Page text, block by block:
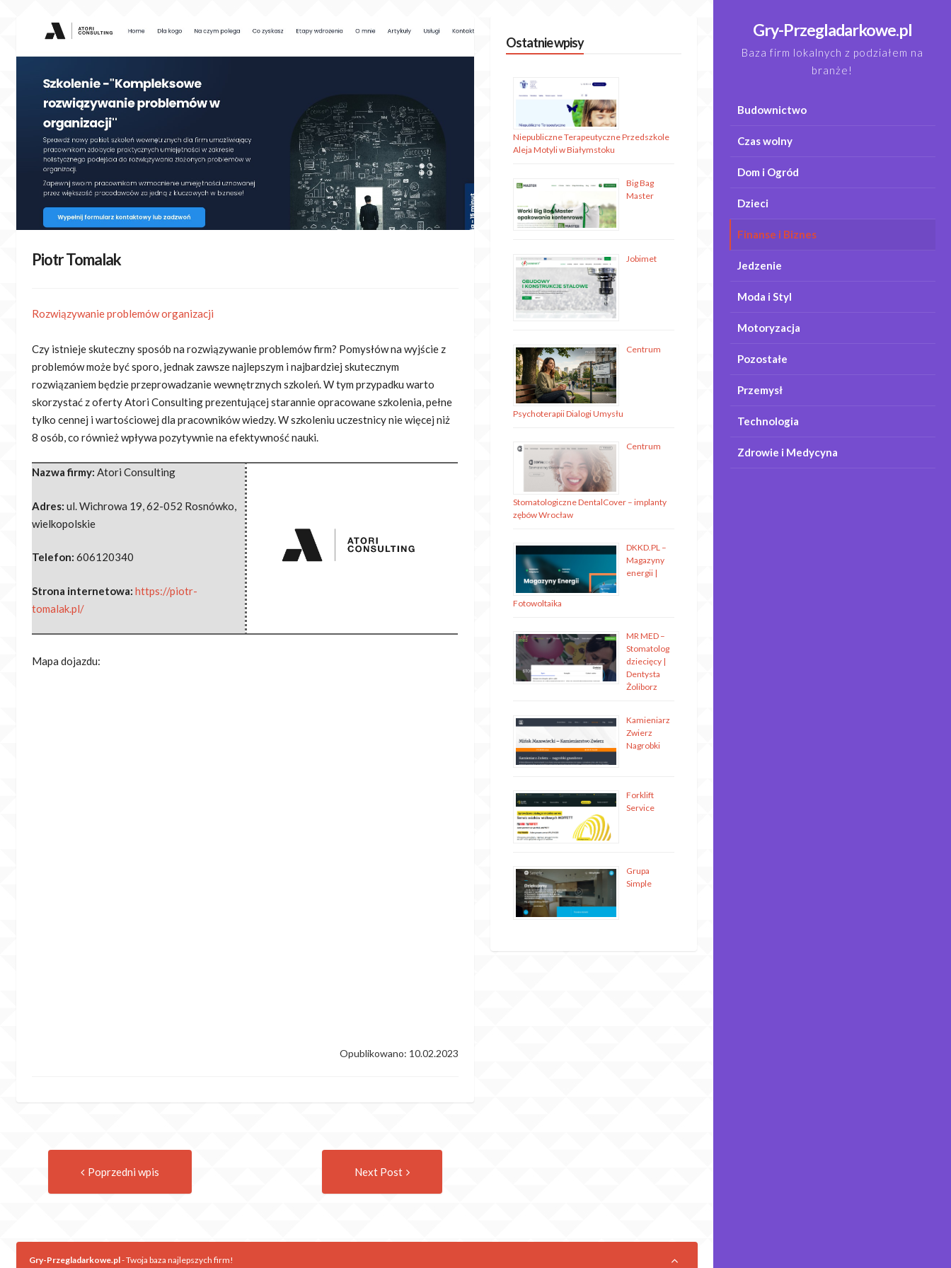
Gry-Przegladarkowe.pl
Baza firm lokalnych z podziałem na
branże!
Budownictwo
Czas wolny
Dom i Ogród
Dzieci
Finanse i Biznes
Jedzenie
Moda i Styl
Motoryzacja
Pozostałe
Przemysł
Technologia
Zdrowie i Medycyna
Piotr Tomalak
Rozwiązywanie problemów organizacji
Czy istnieje skuteczny sposób na rozwiązywanie problemów firm? Pomysłów na wyjście z
problemów może być sporo, jednak zawsze najlepszym i najbardziej skutecznym
rozwiązaniem będzie przeprowadzanie wewnętrznych szkoleń. W tym przypadku warto
skorzystać z oferty Atori Consulting prezentującej starannie opracowane szkolenia, pełne
tylko cennej i wartościowej dla pracowników wiedzy. W szkoleniu uczestnicy nie więcej niż
8 osób, co również wpływa pozytywnie na efektywność nauki.
Nazwa firmy: Atori Consulting
Adres: ul. Wichrowa 19,62-052 Rosnówko,
wielkopolskie
Telefon: 606120340
Strona internetowa: https://piotr-
tomalak.pl/
Mapa dojazdu:
Opublikowano: 10.02.2023
navigation
Poprzedni wpis Next Post
Ostatnie wpisy
Niepubliczne Terapeutyczne Przedszkole
Aleja Motyli w Białymstoku
Big Bag
Master
Jobimet
Centrum
Psychoterapii Dialogi Umysłu
Centrum
Stomatologiczne DentalCover – implanty
zębów Wrocław
DKKD.PL –
Magazyny
energii |
Fotowoltaika
MR MED –
Stomatolog
dziecięcy |
Dentysta
Żoliborz
Kamieniarz
Zwierz
Nagrobki
Forklift
Service
Grupa
Simple
Gry-Przegladarkowe.pl- Twoja baza najlepszych firm!